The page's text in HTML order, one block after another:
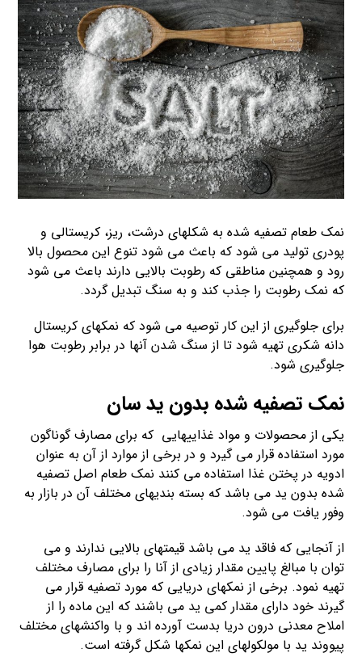
نمک طعام تصفیه شده به شکلهای درشت، ریز، کریستالی و
پودری تولید می شود که باعث می شود تنوع این محصول بالا
رود و همچنین مناطقی که رطوبت بالایی دارند باعث می شود
که نمک رطوبت را جذب کند و به سنگ تبدیل گردد.
برای جلوگیری از این کار توصیه می شود که نمکهای کریستال
دانه شکری تهیه شود تا از سنگ شدن آنها در برابر رطوبت هوا
جلوگیری شود.
نمک تصفیه شده بدون ید سان
یکی از محصولات و مواد غذاییهایی که برای مصارف گوناگون
مورد استفاده قرار می گیرد و در برخی از موارد از آن به عنوان
ادویه در پختن غذا استفاده می کنند نمک طعام اصل تصفیه
شده بدون ید می باشد که بسته بندیهای مختلف آن در بازار به
وفور یافت می شود.
از آنجایی که فاقد ید می باشد قیمتهای بالایی ندارند و می
توان با مبالغ پایین مقدار زیادی از آنا را برای مصارف مختلف
تهیه نمود. برخی از نمکهای دریایی که مورد تصفیه قرار می
گیرند خود دارای مقدار کمی ید می باشند که این ماده را از
املاح معدنی درون دریا بدست آورده اند و با واکنشهای مختلف
پیووند ید با مولکولهای این نمکها شکل گرفته است.